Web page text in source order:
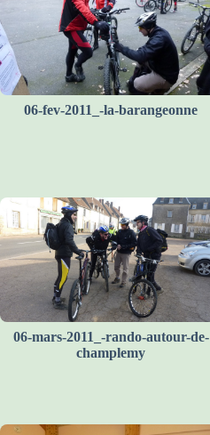
06-fev-2011_-la-barangeonne
06-mars-2011_-rando-autour-de-
champlemy